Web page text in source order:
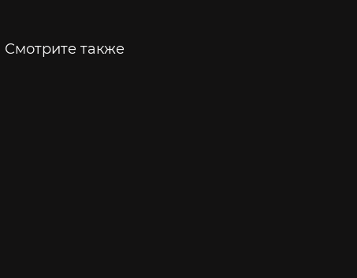
Смотрите также